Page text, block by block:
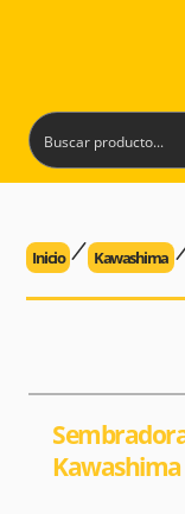
Inicio Kawashima
Kawashima